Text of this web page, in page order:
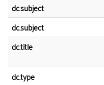
dc.subject
dc.subject
dc.title
dc.type